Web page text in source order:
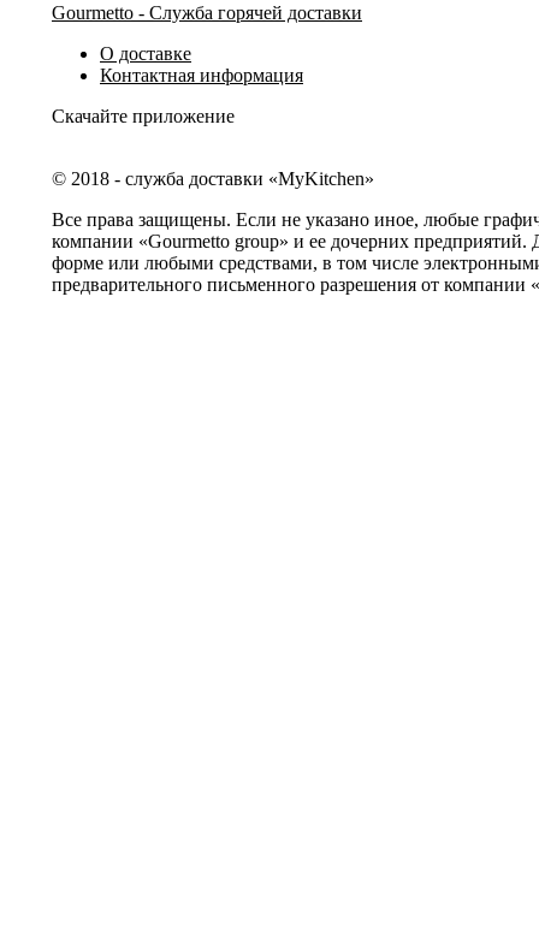
Gourmetto - Служба горячей доставки
О доставке
Контактная информация
Скачайте приложение
© 2018 - служба доставки «MyKitchen»
Все права защищены. Если не указано иное, любые
компании «Gourmetto group» и ее дочерних предприятий.
форме или любыми средствами, в том числе
предварительного письменного разрешения от компании